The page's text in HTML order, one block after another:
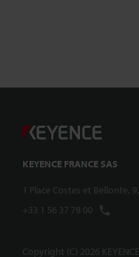
KEYENCE FRANCE SAS
1 Place Costes et Bellonte,
+33 1 56 37 78 00
Copyright (C) 2026